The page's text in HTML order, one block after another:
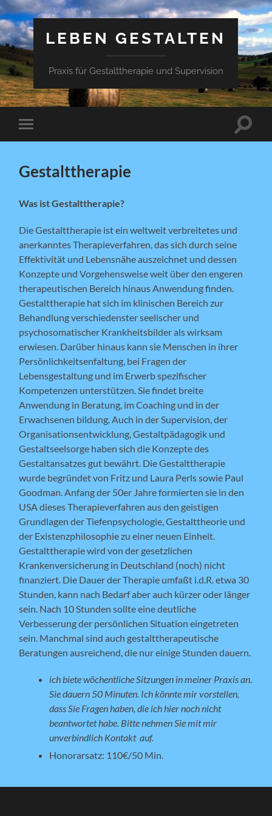
LEBEN GESTALTEN
Praxis für Gestalttherapie und Supervision
Mobile-
Menü
Gestalttherapie
Was ist Gestalttherapie?
Die Gestalttherapie ist ein weltweit verbreitetes und
anerkanntes Therapieverfahren, das sich durch seine
Effektivität und Lebensnähe auszeichnet und dessen
Konzepte und Vorgehensweise weit über den engeren
therapeutischen Bereich hinaus Anwendung finden.
Gestalttherapie hat sich im klinischen Bereich zur
Behandlung verschiedenster seelischer und
psychosomatischer Krankheitsbilder als wirksam
erwiesen. Darüber hinaus kann sie Menschen in ihrer
Persönlichkeitsenfaltung, bei Fragen der
Lebensgestaltung und im Erwerb spezifischer
Kompetenzen unterstützen. Sie findet breite
Anwendung in Beratung, im Coaching und in der
Erwachsenen bildung. Auch in der Supervision, der
Organisationsentwicklung, Gestaltpädagogik und
Gestaltseelsorge haben sich die Konzepte des
Gestaltansatzes gut bewährt. Die Gestalttherapie
wurde begründet von Fritz und Laura Perls sowie Paul
Goodman. Anfang der 50er Jahre formierten sie in den
USA dieses Therapieverfahren aus den geistigen
Grundlagen der Tiefenpsychologie, Gestalttheorie und
der Existenzphilosophie zu einer neuen Einheit.
Gestalttherapie wird von der gesetzlichen
Krankenversicherung in Deutschland (noch) nicht
finanziert. Die Dauer der Therapie umfaßt i.d.R. etwa 30
Stunden, kann nach Bedarf aber auch kürzer oder länger
sein. Nach 10 Stunden sollte eine deutliche
Verbesserung der persönlichen Situation eingetreten
sein. Manchmal sind auch gestalttherapeutische
Beratungen ausreichend, die nur einige Stunden dauern.
ich biete wöchentliche Sitzungen in meiner Praxis an.
Sie dauern 50 Minuten. Ich könnte mir vorstellen,
dass Sie Fragen haben, die ich hier noch nicht
beantwortet habe. Bitte nehmen Sie mit mir
unverbindlich Kontakt auf.
Honorarsatz: 110€/50 Min.